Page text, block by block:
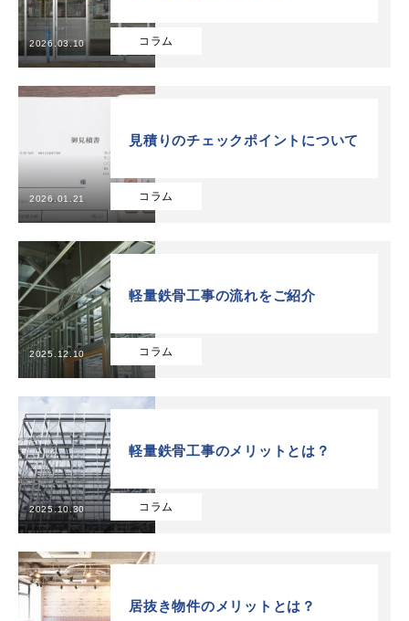
TOP
自社施工可能品目
実績
インフォメーション
会社概要
お問い合わせ
コラム
2026.03.10
コラム
見積りのチェックポイントについて
2026.01.21
コラム
軽量鉄骨工事の流れをご紹介
2025.12.10
コラム
軽量鉄骨工事のメリットとは？
2025.10.30
居抜き物件のメリットとは？